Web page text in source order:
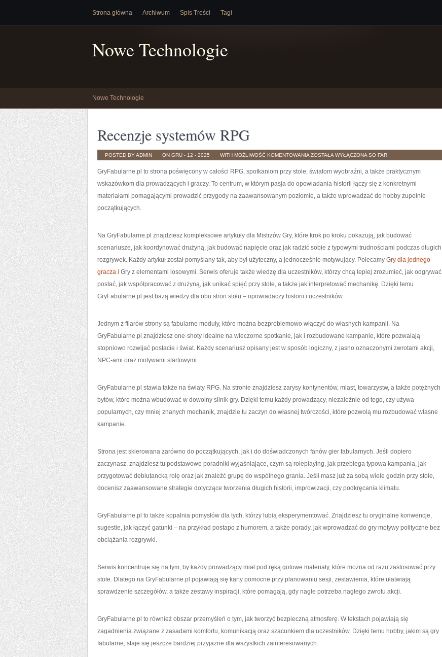
Strona główna Archiwum Spis Treści Tagi
Nowe Technologie
Nowe Technologie
Recenzje systemów RPG
POSTED BY ADMIN ON GRU - 12 - 2025 WITH MOŻLIWOŚĆ KOMENTOWANIA RECENZJE
SYSTEMÓW
ZOSTAŁA WYŁĄCZONA SO FAR
GryFabularne.pl to strona poświęcony w całości RPG, spotkaniom przy stole, światom wyobraźni, a także praktycznym
wskazówkom dla prowadzących i graczy. To centrum, w którym pasja do opowiadania historii łączy się z konkretnymi
materiałami pomagającymi prowadzić przygody na zaawansowanym poziomie, a także wprowadzać do hobby zupełnie
początkujących.
Na GryFabularne.pl znajdziesz kompleksowe artykuły dla Mistrzów Gry, które krok po kroku pokazują, jak budować
scenariusze, jak koordynować drużyną, jak budować napięcie oraz jak radzić sobie z typowymi trudnościami podczas długich
rozgrywek. Każdy artykuł został pomyślany tak, aby był użyteczny, a jednocześnie motywujący. Polecamy Gry dla jednego
gracza i Gry z elementami losowymi. Serwis oferuje także wiedzę dla uczestników, którzy chcą lepiej zrozumieć, jak odgrywać
postać, jak współpracować z drużyną, jak unikać spięć przy stole, a także jak interpretować mechanikę. Dzięki temu
GryFabularne.pl jest bazą wiedzy dla obu stron stołu – opowiadaczy historii i uczestników.
Jednym z filarów strony są fabularne moduły, które można bezproblemowo włączyć do własnych kampanii. Na
GryFabularne.pl znajdziesz one-shoty idealne na wieczorne spotkanie, jak i rozbudowane kampanie, które pozwalają
stopniowo rozwijać postacie i świat. Każdy scenariusz opisany jest w sposób logiczny, z jasno oznaczonymi zwrotami akcji,
NPC-ami oraz motywami startowymi.
GryFabularne.pl stawia także na światy RPG. Na stronie znajdziesz zarysy kontynentów, miast, towarzystw, a także potężnych
bytów, które można wbudować w dowolny silnik gry. Dzięki temu każdy prowadzący, niezależnie od tego, czy używa
popularnych, czy mniej znanych mechanik, znajdzie tu zaczyn do własnej twórczości, które pozwolą mu rozbudować własne
kampanie.
Strona jest skierowana zarówno do początkujących, jak i do doświadczonych fanów gier fabularnych. Jeśli dopiero
zaczynasz, znajdziesz tu podstawowe poradniki wyjaśniające, czym są roleplaying, jak przebiega typowa kampania, jak
przygotować debiutancką rolę oraz jak znaleźć grupę do wspólnego grania. Jeśli masz już za sobą wiele godzin przy stole,
docenisz zaawansowane strategie dotyczące tworzenia długich historii, improwizacji, czy podkręcania klimatu.
GryFabularne.pl to także kopalnia pomysłów dla tych, którzy lubią eksperymentować. Znajdziesz tu oryginalne konwencje,
sugestie, jak łączyć gatunki – na przykład postapo z humorem, a także porady, jak wprowadzać do gry motywy polityczne bez
obciążania rozgrywki.
Serwis koncentruje się na tym, by każdy prowadzący miał pod ręką gotowe materiały, które można od razu zastosować przy
stole. Dlatego na GryFabularne.pl pojawiają się karty pomocne przy planowaniu sesji, zestawienia, które ułatwiają
sprawdzenie szczegółów, a także zestawy inspiracji, które pomagają, gdy nagle potrzeba nagłego zwrotu akcji.
GryFabularne.pl to również obszar przemyśleń o tym, jak tworzyć bezpieczną atmosferę. W tekstach pojawiają się
zagadnienia związane z zasadami komfortu, komunikacją oraz szacunkiem dla uczestników. Dzięki temu hobby, jakim są gry
fabularne, staje się jeszcze bardziej przyjazne dla wszystkich zainteresowanych.